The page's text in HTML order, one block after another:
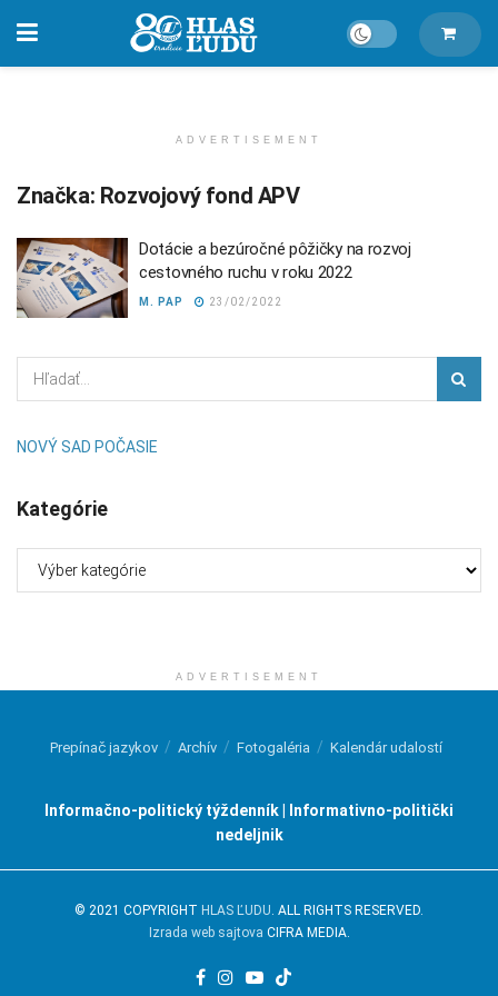
ADVERTISEMENT
Značka: Rozvojový fond APV
Dotácie a bezúročné pôžičky na rozvoj
cestovného ruchu v roku 2022
M. PAP 23/02/2022
NOVÝ SAD POČASIE
Kategórie
ADVERTISEMENT
Prepínač jazykov Archív Fotogaléria Kalendár udalostí
Informačno-politický týždenník | Informativno-politički
nedeljnik
© 2021 COPYRIGHT HLAS ĽUDU . ALL RIGHTS RESERVED.
Izrada web sajtova CIFRA MEDIA.